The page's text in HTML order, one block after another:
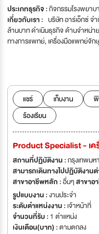
ประเภทธุรกิจ :กิจกรรมโรงพยาบ
เกี่ยวกับเรา : บริษัท อาร์เอ็กซ์ จ
ล้านบาท ดำเนินธุรกิจ ด้านจำหน่
ทางการแพทย์, เครื่องมือแพทย์จักษุกรรม แล
2554 ได้จัดตั้ง ศูนย์บริการ
1. ศูนย์บริการ Lasik โ
Lasik โรงพยาบาลพระรา
พยาบาลไทยนครินทร์ 4.
ลาดพร้าว 5. ศูนย์บริการ
ศูนย์บริการ Lasik โรงพยาบาลธรรมศาส
ศูนย์ประกอบรถพยาบาล "Rexcuer"
แชร์ เก็บงาน
ร้องเรียน
Product Specialist - เ
สถานที่ปฏิบัติงาน :กรุงเทพมห
สามารถเดินทางไปปฏิบัติงาน
สาขาอาชีพหลัก :อื่นๆสาขาอ
รูปแบบงาน :งานประจำ
ระดับตำแหน่งงาน : เจ้าหน้าที่
จำนวนที่รับ : 1 ตำแหน่ง
เงินเดือน(บาท) :ตามตกลง